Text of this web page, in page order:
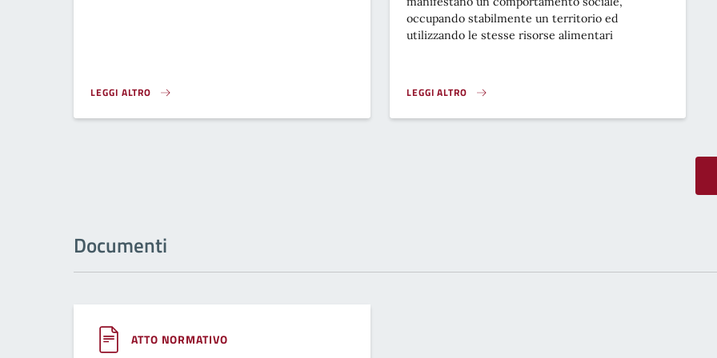
LEGGI ALTRO
ANIMALI IN PERICOLO}
occupando stabilmente un territorio ed
utilizzando le stesse risorse alimentari
LEGGI ALTRO
STERILIZZAZIONE DI COLONIE FELINE}
Documenti
ATTO NORMATIVO